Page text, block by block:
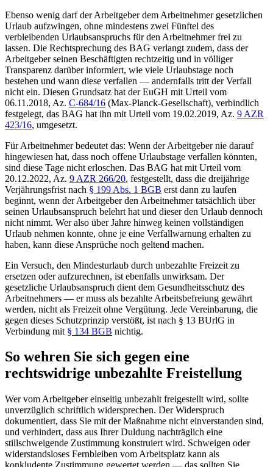
Ebenso wenig darf der Arbeitgeber dem Arbeitnehmer gesetzlichen
Urlaub aufzwingen, ohne mindestens zwei Fünftel des
verbleibenden Urlaubsanspruchs für den Arbeitnehmer frei zu
lassen. Die Rechtsprechung des BAG verlangt zudem, dass der
Arbeitgeber seinen Beschäftigten rechtzeitig und in völliger
Transparenz darüber informiert, wie viele Urlaubstage noch
bestehen und wann diese verfallen — andernfalls tritt der Verfall
nicht ein. Diesen Grundsatz hat der EuGH mit Urteil vom
06.11.2018, Az. C-684/16 (Max-Planck-Gesellschaft), verbindlich
festgelegt, das BAG hat ihn mit Urteil vom 19.02.2019, Az. 9 AZR
423/16, umgesetzt.
Für Arbeitnehmer bedeutet das: Wenn der Arbeitgeber nie darauf
hingewiesen hat, dass noch offene Urlaubstage verfallen könnten,
sind diese Tage nicht erloschen. Das BAG hat mit Urteil vom
20.12.2022, Az. 9 AZR 266/20, festgestellt, dass die dreijährige
Verjährungsfrist nach § 199 Abs. 1 BGB erst dann zu laufen
beginnt, wenn der Arbeitgeber den Arbeitnehmer tatsächlich über
seinen Urlaubsanspruch belehrt hat und dieser den Urlaub dennoch
nicht nimmt. Wer also über Jahre hinweg keinen vollständigen
Urlaub nehmen konnte, ohne je eine Verfallwarnung erhalten zu
haben, kann diese Ansprüche noch geltend machen.
Ein Versuch, den Mindesturlaub durch unbezahlte Freizeit zu
ersetzen oder aufzurechnen, ist ebenfalls unwirksam. Der
gesetzliche Urlaubsanspruch dient dem Gesundheitsschutz des
Arbeitnehmers — er muss als bezahlte Arbeitsbefreiung gewährt
werden, nicht als Freizeit ohne Vergütung. Jede Vereinbarung, die
gegen dieses Schutzprinzip verstößt, ist nach § 13 BUrlG in
Verbindung mit § 134 BGB nichtig.
So wehren Sie sich gegen eine
rechtswidrige unbezahlte Freistellung
Wer vom Arbeitgeber einseitig unbezahlt freigestellt wird, sollte
unverzüglich schriftlich widersprechen. Der Widerspruch
dokumentiert, dass Sie mit der Maßnahme nicht einverstanden sind,
und verhindert, dass aus Ihrer Duldung nachträglich eine
stillschweigende Zustimmung konstruiert wird. Schweigen oder
widerstandsloses Fernbleiben vom Arbeitsplatz kann als